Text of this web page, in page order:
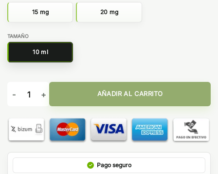
15 mg 20 mg
TAMAÑO
10 ml
Chocolate Milk Hazelnut 10ml - Bombo Bar Juice cantidad
AÑADIR AL CARRITO
Pago seguro